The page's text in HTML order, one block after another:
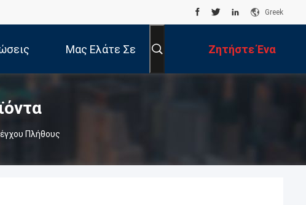
Greek
Μας Ελάτε Σε Ζητήστε Ένα
Απόσπασμα
Πλήθους